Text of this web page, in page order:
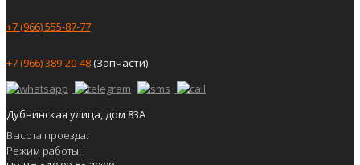
+7 (966) 555-87-77
+7 (966) 389-20-48(Запчасти)
Дубнинская улица, дом 83А
Высота проезда:
Режим работы: